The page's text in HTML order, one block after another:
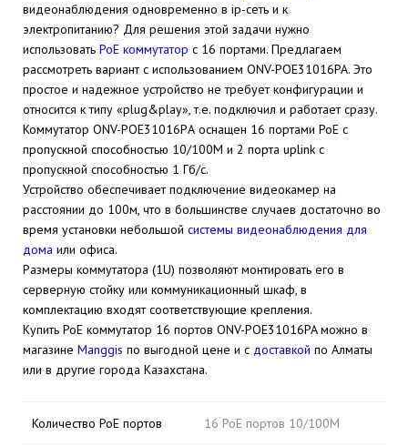
видеонаблюдения одновременно в ip-сеть и к
электропитанию? Для решения этой задачи нужно
использовать PoE коммутатор с 16 портами. Предлагаем
рассмотреть вариант с использованием ONV-POE31016PA. Это
простое и надежное устройство не требует конфигурации и
относится к типу «plug&play», т.е. подключил и работает сразу.
Коммутатор ONV-POE31016PА оснащен 16 портами PoE с
пропускной способностью 10/100М и 2 порта uplink с
пропускной способностью 1 Гб/с.
Устройство обеспечивает подключение видеокамер на
расстоянии до 100м, что в большинстве случаев достаточно во
время установки небольшой системы видеонаблюдения для
дома или офиса.
Размеры коммутатора (1U) позволяют монтировать его в
серверную стойку или коммуникационный шкаф, в
комплектацию входят соответствующие крепления.
Купить PoE коммутатор 16 портов ONV-POE31016PA можно в
магазине Manggis по выгодной цене и с доставкой по Алматы
или в другие города Казахстана.
Количество PoE портов 16 PoE портов 10/100M